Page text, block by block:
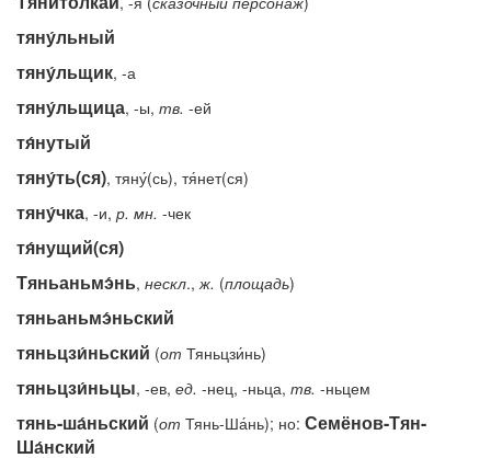
тяну́льный
тяну́льщик, -а
тяну́льщица, -ы, тв. -ей
тя́нутый
тяну́ть(ся), тяну́(сь), тя́нет(ся)
тяну́чка, -и, р. мн. -чек
тя́нущий(ся)
Тяньаньмэ́нь, нескл.,ж. (площадь)
тяньаньмэ́ньский
тяньцзи́ньский (от Тяньцзи́нь)
тяньцзи́ньцы, -ев, ед. -нец, -ньца, тв. -ньцем
тянь-ша́ньский (от Тянь-Ша́нь); но: Семёнов-Тян-
Ша́нский